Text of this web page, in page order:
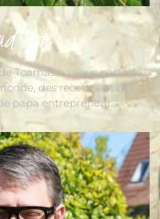
Sion
Toamasina vous partage
des recettes et des
papa entrepreneur.